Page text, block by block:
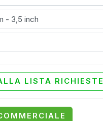
LISTA RICHIESTE